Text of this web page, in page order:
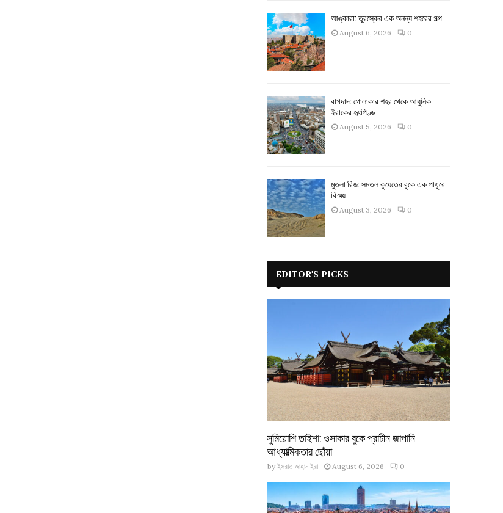
আঙ্কারা: তুরস্কের এক অনন্য শহরের গল্প
August 6, 2026 0
বাগদাদ: গোলাকার শহর থেকে আধুনিক
ইরাকের হৃৎপিণ্ড
August 5, 2026 0
মুতলা রিজ: সমতল কুয়েতের বুকে এক পাথুরে
বিস্ময়
August 3, 2026 0
EDITOR'S PICKS
সুমিয়োশি তাইশা: ওসাকার বুকে প্রাচীন জাপানি
আধ্যাত্মিকতার ছোঁয়া
by ইসরাত জাহান ইরা August 6, 2026 0